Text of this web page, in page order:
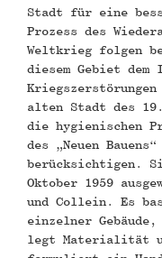
Stadt für eine
Prozess des
Weltkrieg folgen
diesem Gebiet
alten Stadt des
die hygienischen
des „Neuen
berücksichtigen.
Oktober 1959
und Collein. Es
einzelner
legt Materialität